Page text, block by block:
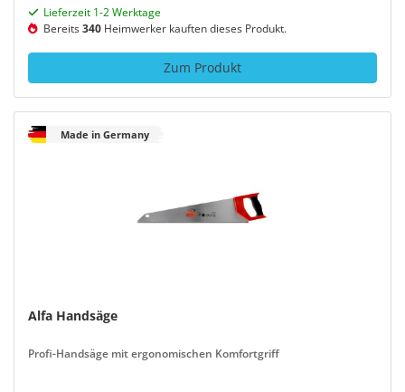
Lieferzeit 1-2 Werktage
Bereits340 Heimwerker kauften dieses Produkt.
Zum Produkt
Made in Germany
Alfa Handsäge
Profi-Handsäge mit ergonomischen Komfortgriff